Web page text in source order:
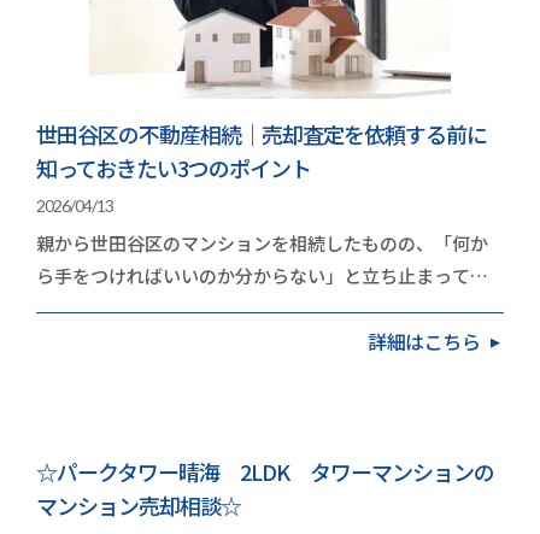
世田谷区の不動産相続｜売却査定を依頼する前に
知っておきたい3つのポイント
2026/04/13
親から世田谷区のマンションを相続したものの、「何か
ら手をつければいいのか分からない」と立ち止まってい
る方は多いのではないでしょうか。世田谷区のマンシ…
詳細はこちら
☆パークタワー晴海 2LDK タワーマンションの
マンション売却相談☆